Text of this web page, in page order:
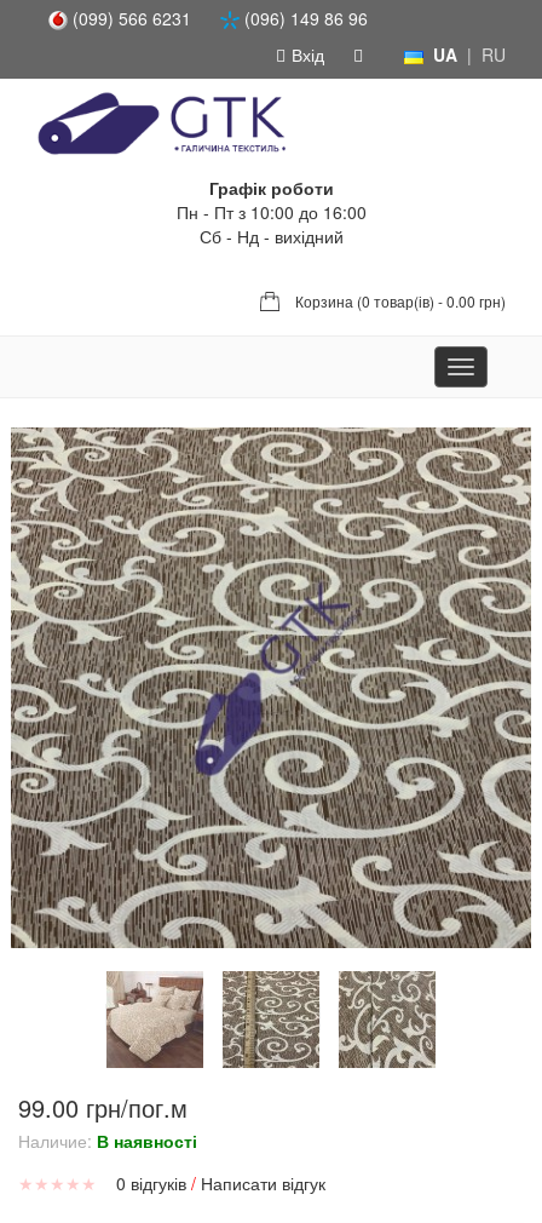
(099) 566 6231
(096) 149 86 96
UA | RU
Вхід
Графік роботи
Пн - Пт з 10:00 до 16:00
Сб - Нд - вихідний
Корзина (0 товар(ів) - 0.00 грн)
Toggle
navigation
99.00 грн/пог.м
Наличие: В наявності
★ ★ ★ ★ ★ 0 відгуків / Написати відгук